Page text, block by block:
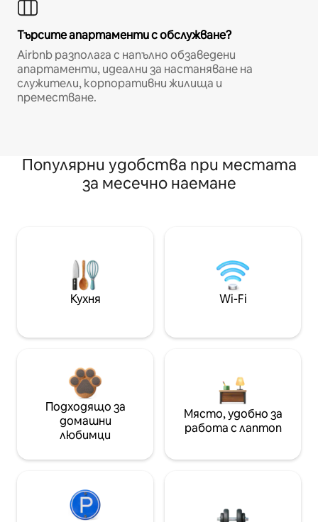
Търсите апартаменти с обслужване?
Airbnb разполага с напълно обзаведени
апартаменти, идеални за настаняване на
служители, корпоративни жилища и
преместване.
Популярни удобства при местата
за месечно наемане
Кухня Wi-Fi
Подходящо за
домашни
любимци
Място, удобно за
работа с лаптоп